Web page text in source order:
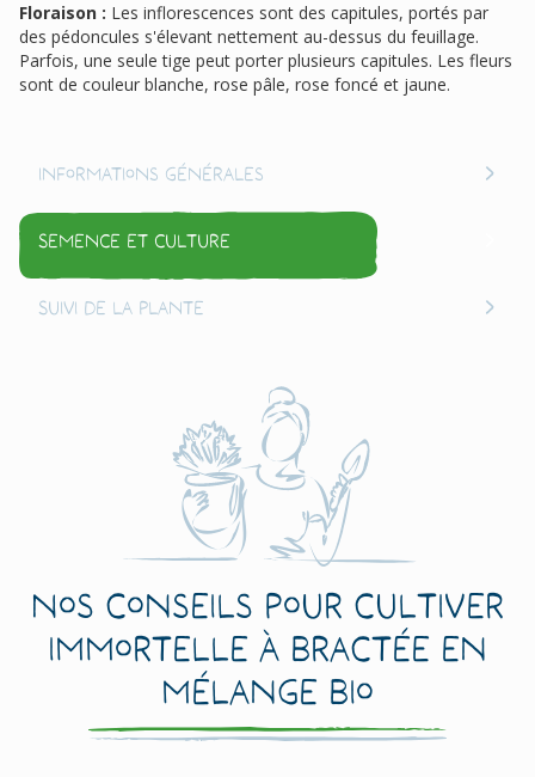
Floraison : Les inflorescences sont des capitules, portés par
des pédoncules s'élevant nettement au-dessus du feuillage.
Parfois, une seule tige peut porter plusieurs capitules. Les fleurs
sont de couleur blanche, rose pâle, rose foncé et jaune.
Informations générales
Semence et culture
Suivi de la plante
Nos conseils pour cultiver
Immortelle à Bractée en
mélange Bio